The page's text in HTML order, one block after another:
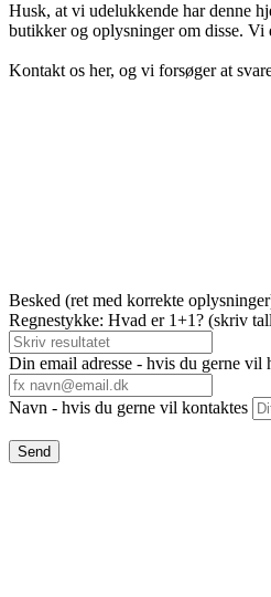
Husk, at vi udelukkende har denne
butikker og oplysninger om disse.
Kontakt os her, og vi forsøger at
Besked (ret med korrekte
Regnestykke: Hvad er 1+1? (skriv
Din email adresse - hvis du gerne vil
Navn - hvis du gerne vil kontaktes
Send